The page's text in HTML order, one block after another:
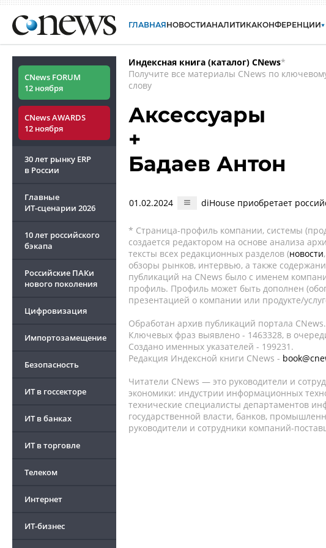
ГЛАВНАЯНОВОСТИАНАЛИТИКАКОНФЕРЕНЦИИ
CNews FORUM
12 ноября
CNews AWARDS
12 ноября
30 лет рынку ERP
в России
Главные
ИТ-сценарии 2026
10 лет российского
бэкапа
Российские ПАКи
нового поколения
Цифровизация
Импортозамещение
Безопасность
ИТ в госсекторе
ИТ в банках
ИТ в торговле
Телеком
Интернет
ИТ-бизнес
Индексная книга (каталог) CNews*
Получите все материалы CNews по
слову
Аксессуары
+
Бадаев Антон
01.02.2024 diHouse приобретает
* Страница-профиль компании, системы
создается редактором на основе анализа
тексты всех редакционных разделов (новости
обзоры рынков, интервью, а также
публикаций на CNews было с именем
профиль. Профиль может быть дополнен
презентацией о компании или продукте/
Обработан архив публикаций портала
Ключевых фраз выявлено - 1463328, в
Создано именных указателей - 199231.
Редакция Индексной книги CNews -
Читатели CNews — это руководители и
экономики: индустрии информационных
технические специалисты департаментов
государственной власти, банков,
руководители и сотрудники компаний-